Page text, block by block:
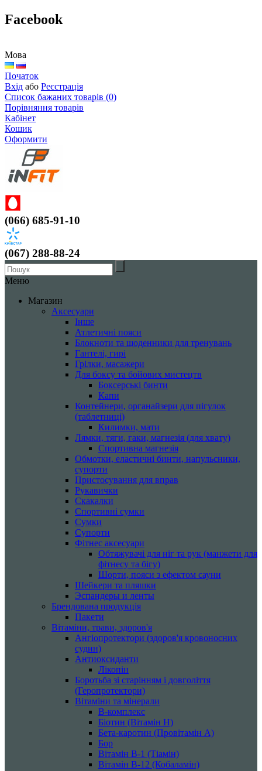
Facebook
Мова
Початок
Вхід або Реєстрація
Список бажаних товарів (0)
Порівняння товарів
Кабінет
Кошик
Оформити
(066) 685-91-10
(067) 288-88-24
Меню
Магазин
Аксесуари
Інше
Атлетичні пояси
Блокноти та щоденники для тренувань
Гантелі, гирі
Грілки, масажери
Для боксу та бойових мистецтв
Боксерські бинти
Капи
Контейнери, органайзери для пігулок
(таблетниці)
Килимки, мати
Лямки, тяги, гаки, магнезія (для хвату)
Спортивна магнезія
Обмотки, еластичні бинти, напульсники,
супорти
Пристосування для вправ
Рукавички
Скакалки
Спортивні сумки
Сумки
Супорти
Фітнес аксесуари
Обтяжувачі для ніг та рук (манжети для
фітнесу та бігу)
Шорти, пояси з ефектом сауни
Шейкери та пляшки
Эспандеры и ленты
Брендована продукція
Пакети
Вітаміни, трави, здоров'я
Ангіопротектори (здоров'я кровоносних
судин)
Антиоксиданти
Лікопін
Боротьба зі старінням і довголіття
(Геропротектори)
Вітаміни та мінерали
B-комплекс
Біотин (Вітамін H)
Бета-каротин (Провітамін А)
Бор
Вітамін B-1 (Тіамін)
Вітамін B-12 (Кобаламін)